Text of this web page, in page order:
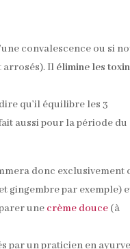
convalescence ou si
arrosés). Il élimine les
qu’il équilibre les 3
aussi pour la période du
donc exclusivement
gingembre par exemple)
une crème douce (à
par un praticien en